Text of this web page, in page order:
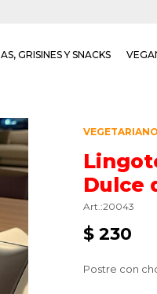
GRISINES Y SNACKS
VEGETARIANO
Dulce
20043
$ 230
Postre con